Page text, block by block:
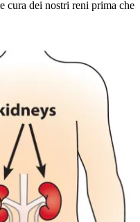
cura dei nostri reni prima che